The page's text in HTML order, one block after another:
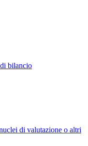
bilancio
di valutazione o altri